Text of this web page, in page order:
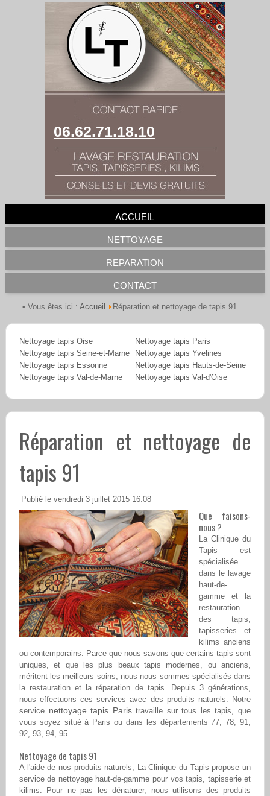
06.62.71.18.10
ACCUEIL
NETTOYAGE
REPARATION
CONTACT
• Vous êtes ici : Accueil Réparation et nettoyage de tapis 91
Nettoyage tapis Oise
Nettoyage tapis Paris
Nettoyage tapis Seine-et-Marne
Nettoyage tapis Yvelines
Nettoyage tapis Essonne
Nettoyage tapis Hauts-de-Seine
Nettoyage tapis Val-de-Marne
Nettoyage tapis Val-d'Oise
Réparation et nettoyage de
tapis 91
Publié le vendredi 3 juillet 2015 16:08
Que faisons-
nous ?
La Clinique du
Tapis est
spécialisée
dans le lavage
haut-de-
gamme et la
restauration
des tapis,
tapisseries et
kilims anciens
ou contemporains. Parce que nous savons que certains tapis sont
uniques, et que les plus beaux tapis modernes, ou anciens,
méritent les meilleurs soins, nous nous sommes spécialisés dans
la restauration et la réparation de tapis. Depuis 3 générations,
nous effectuons ces services avec des produits naturels. Notre
service nettoyage tapis Paristravaille sur tous les tapis, que
vous soyez situé à Paris ou dans les départements 77, 78, 91,
92, 93, 94, 95.
Nettoyage de tapis 91
A l'aide de nos produits naturels, La Clinique du Tapis propose un
service de nettoyage haut-de-gamme pour vos tapis, tapisserie et
kilims. Pour ne pas les dénaturer, nous utilisons des produits